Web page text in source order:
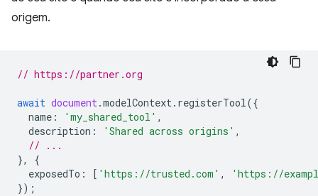
origem.
// https://partner.org
await document.modelContext. registerTool({
name : 'my_shared_tool' ,
description : 'Shared across origins' ,
// ...
},
{
exposedTo : [ 'https://trusted.com' ,
'https://
});